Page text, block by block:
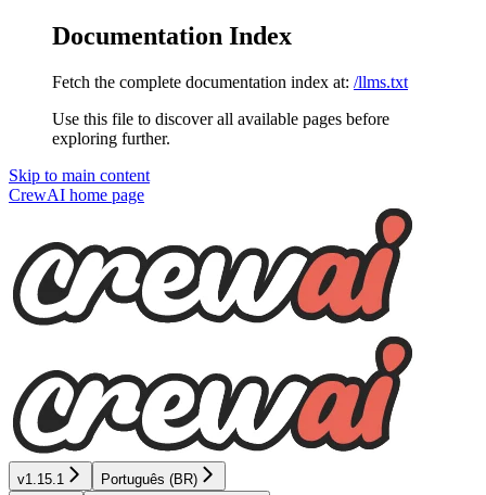
Documentation Index
Fetch the complete documentation index at: /llms.txt
Use this file to discover all available pages before
exploring further.
Skip to main content
CrewAI home page
v1.15.1 Português (BR)